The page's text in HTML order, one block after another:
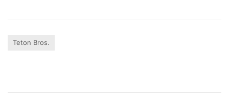
Teton Bros.